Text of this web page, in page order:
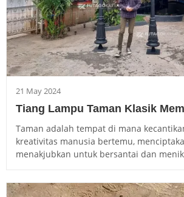
21 May 2024
Tiang Lampu Taman Klasik
Taman adalah tempat di mana
kreativitas manusia bertemu,
menakjubkan untuk bersantai dan